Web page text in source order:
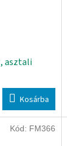
asztali
Kosárba
Kód: FM366